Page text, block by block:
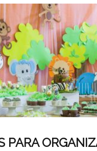
PARA